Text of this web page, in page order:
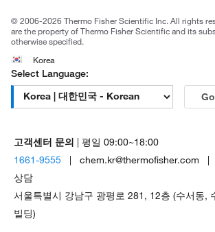
© 2006-2026 Thermo Fisher Scientific Inc. All rights
are the property of Thermo Fisher Scientific and its
otherwise specified.
Korea
Select Language:
Go
고객센터 문의 | 평일 09:00~18:00
1661-9555 | chem.kr@thermofisher.com |
상담
서울특별시 강남구 광평로 281, 12층 (수서동,
빌딩)